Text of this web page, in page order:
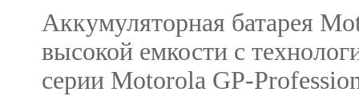
Аккумуляторная батарея
высокой емкости с
серии Motorola GP-